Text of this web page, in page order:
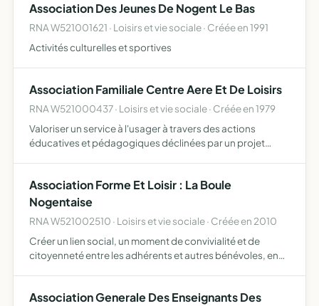
Association Des Jeunes De Nogent Le Bas
RNA W521001621 · Loisirs et vie sociale · Créée en 1991
Activités culturelles et sportives
Association Familiale Centre Aere Et De Loisirs
RNA W521000437 · Loisirs et vie sociale · Créée en 1979
Valoriser un service à l'usager à travers des actions
éducatives et pédagogiques déclinées par un projet
Association Forme Et Loisir : La Boule
Nogentaise
RNA W521002510 · Loisirs et vie sociale · Créée en 2010
Créer un lien social, un moment de convivialité et de
citoyenneté entre les adhérents et autres bénévoles, en
Association Generale Des Enseignants Des